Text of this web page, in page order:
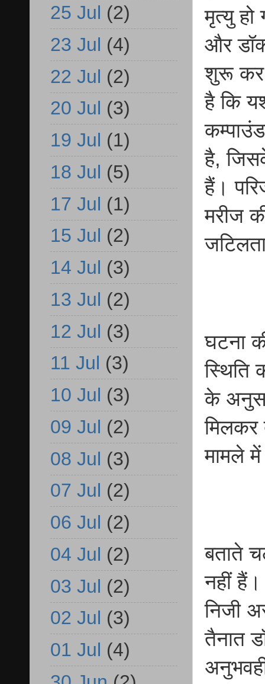
मृत्यु
और
शुरू कर
है कि
है,
हैं।
मरीज
घटना
स्थिति
के
मिलकर
मामले
बताते
नहीं
निजी
तैनात
25 Jul (2)
23 Jul (4)
22 Jul (2)
20 Jul (3)
19 Jul (1)
18 Jul (5)
17 Jul (1)
15 Jul (2)
14 Jul (3)
13 Jul (2)
12 Jul (3)
11 Jul (3)
10 Jul (3)
09 Jul (2)
08 Jul (3)
07 Jul (2)
06 Jul (2)
04 Jul (2)
03 Jul (2)
02 Jul (3)
01 Jul (4)